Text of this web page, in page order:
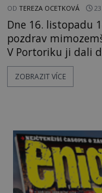
OD TEREZA OCETKOVÁ
Dne 16. listopadu
pozdrav
V Portoriku ji dali
Drakea a Carla
Zemi, sluneční
soustavy a grafi
ZOBRAZIT VÍCE